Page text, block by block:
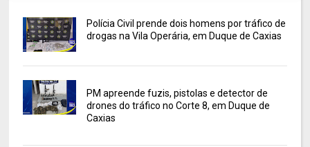
Polícia Civil prende dois homens por tráfico de
drogas na Vila Operária, em Duque de Caxias
PM apreende fuzis, pistolas e detector de
drones do tráfico no Corte 8, em Duque de
Caxias